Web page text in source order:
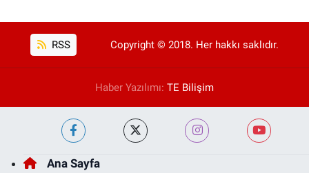
RSS Copyright © 2018. Her hakkı saklıdır.
Haber Yazılımı: TE Bilişim
Ana Sayfa